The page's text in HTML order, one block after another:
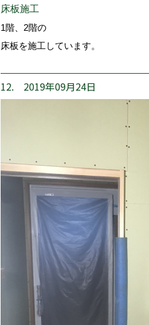
床板施工
1階、2階の
床板を施工しています。
12. 2019年09月24日